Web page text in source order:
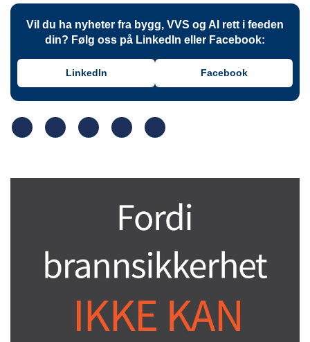
Vil du ha nyheter fra bygg, VVS og AI rett i feeden
din? Følg oss på LinkedIn eller Facebook:
LinkedIn Facebook